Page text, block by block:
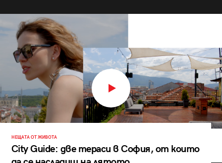
НЕЩАТА ОТ ЖИВОТА
City Guide: две тераси в София, от които